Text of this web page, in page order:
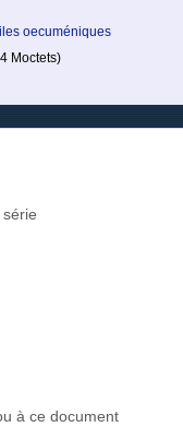
oecuméniques
Moctets)
à ce document